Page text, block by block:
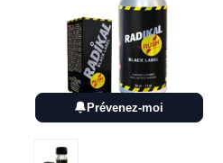
Prévenez-moi